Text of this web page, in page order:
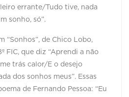
errante/Tudo tive, nada
sonho, só”.
“Sonhos”, de Chico Lobo,
FIC, que diz “Aprendi a não
trás calor/E o desejo
dos sonhos meus”. Essas
de Fernando Pessoa: “Eu